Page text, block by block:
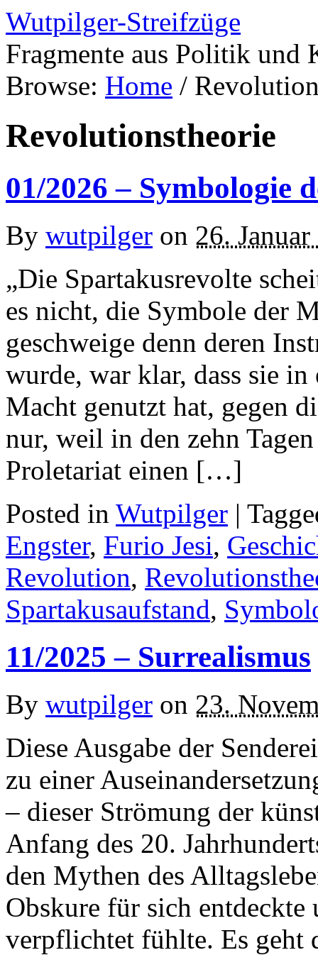
Wutpilger-Streifzüge
Fragmente aus Politik und
Browse: Home /
Revolutionstheorie
01/2026 – Symbologie
By wutpilger on 26.
„Die Spartakusrevolte
es nicht, die Symbole der
geschweige denn deren
wurde, war klar, dass sie
Macht genutzt hat, gegen
nur, weil in den zehn
Proletariat einen […]
Posted in Wutpilger |
Engster, Furio Jesi,
Revolution,
Spartakusaufstand,
11/2025 – Surrealismus
By wutpilger on 23.
Diese Ausgabe der
zu einer
– dieser Strömung der
Anfang des 20.
den Mythen des
Obskure für sich
verpflichtet fühlte. Es